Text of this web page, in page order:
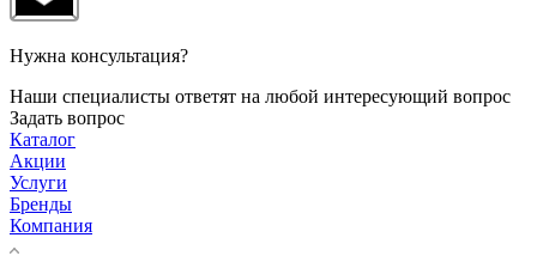
Нужна консультация?
Наши специалисты ответят на любой интересующий вопрос
Задать вопрос
Каталог
Акции
Услуги
Бренды
Компания